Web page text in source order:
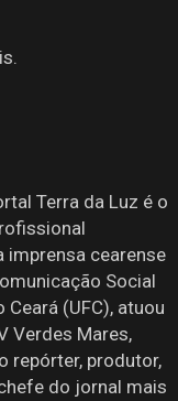
Terra da Luz é o
imprensa cearense
Social
(UFC), atuou
Verdes Mares,
repórter, produtor,
do jornal mais